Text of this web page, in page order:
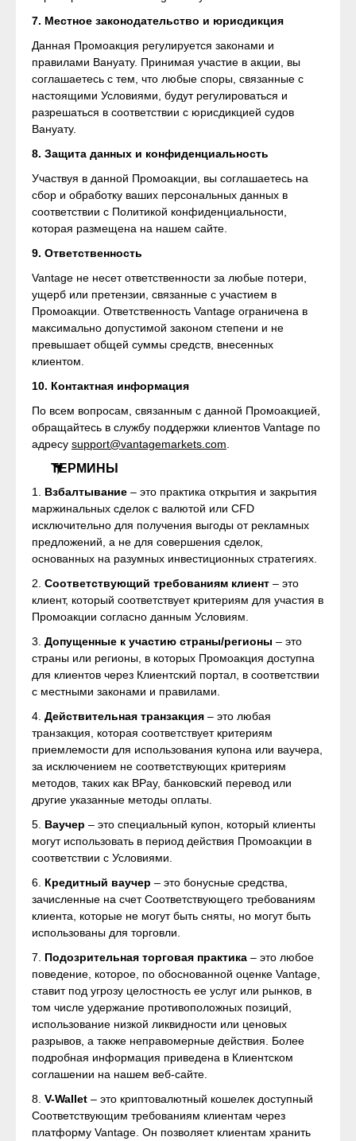
7. Местное законодательство и юрисдикция
Данная Промоакция регулируется законами и
правилами Вануату. Принимая участие в акции, вы
соглашаетесь с тем, что любые споры, связанные с
настоящими Условиями, будут регулироваться и
разрешаться в соответствии с юрисдикцией судов
Вануату.
8. Защита данных и конфиденциальность
Участвуя в данной Промоакции, вы соглашаетесь на
сбор и обработку ваших персональных данных в
соответствии с Политикой конфиденциальности,
которая размещена на нашем сайте.
9. Ответственность
Vantage не несет ответственности за любые потери,
ущерб или претензии, связанные с участием в
Промоакции. Ответственность Vantage ограничена в
максимально допустимой законом степени и не
превышает общей суммы средств, внесенных
клиентом.
10. Контактная информация
По всем вопросам, связанным с данной Промоакцией,
обращайтесь в службу поддержки клиентов Vantage по
адресу support@vantagemarkets.com
ТЕРМИНЫ
1. Взбалтывание – это практика открытия и закрытия
маржинальных сделок с валютой или CFD
исключительно для получения выгоды от рекламных
предложений, а не для совершения сделок,
основанных на разумных инвестиционных стратегиях.
2. Соответствующий требованиям клиент – это
клиент, который соответствует критериям для участия в
Промоакции согласно данным Условиям.
3. Допущенные к участию страны/регионы – это
страны или регионы, в которых Промоакция доступна
для клиентов через Клиентский портал, в соответствии
с местными законами и правилами.
4. Действительная транзакция – это любая
транзакция, которая соответствует критериям
приемлемости для использования купона или ваучера,
за исключением не соответствующих критериям
методов, таких как BPay, банковский перевод или
другие указанные методы оплаты.
5. Ваучер – это специальный купон, который клиенты
могут использовать в период действия Промоакции в
соответствии с Условиями.
6. Кредитный ваучер – это бонусные средства,
зачисленные на счет Соответствующего требованиям
клиента, которые не могут быть сняты, но могут быть
использованы для торговли.
7. Подозрительная торговая практика – это любое
поведение, которое, по обоснованной оценке Vantage,
ставит под угрозу целостность ее услуг или рынков, в
том числе удержание противоположных позиций,
использование низкой ликвидности или ценовых
разрывов, а также неправомерные действия. Более
подробная информация приведена в Клиентском
соглашении на нашем веб-сайте.
8. V-Wallet – это криптовалютный кошелек доступный
Соответствующим требованиям клиентам через
платформу Vantage. Он позволяет клиентам хранить